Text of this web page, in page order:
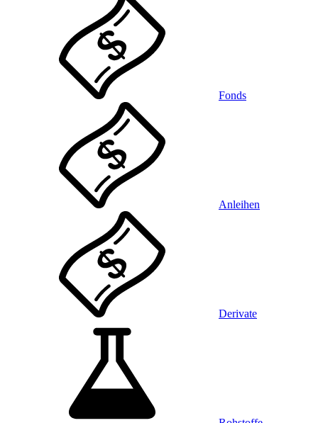
Fonds
Anleihen
Derivate